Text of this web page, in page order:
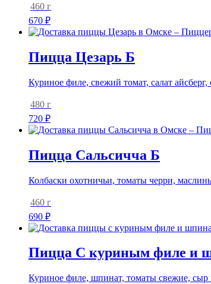
460 г
670 ₽
Пицца Цезарь Б
Куриное филе, свежий томат, салат
480 г
720 ₽
Пицца Сальсичча Б
Колбаски охотничьи, томаты черри,
460 г
690 ₽
Пицца С куриным филе и
Куриное филе, шпинат, томаты свежие, сыр